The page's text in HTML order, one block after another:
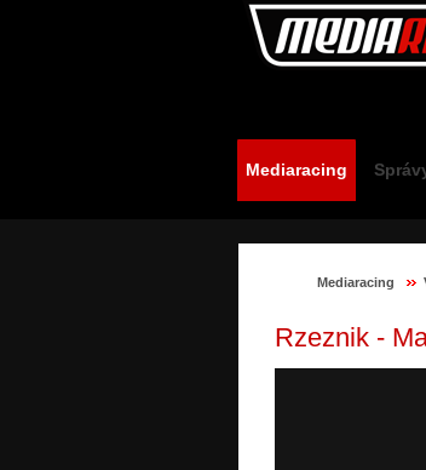
Mediaracing
Mediaracing
Rzeznik -